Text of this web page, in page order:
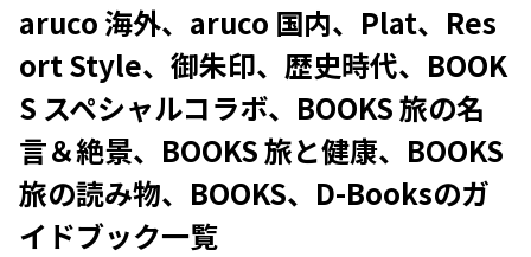
aruco 海外、aruco 国内、Plat、Res
ort Style、御朱印、歴史時代、BOOK
S スペシャルコラボ、BOOKS 旅の名
言＆絶景、BOOKS 旅と健康、BOOKS
旅の読み物、BOOKS、D-Booksのガ
イドブック一覧